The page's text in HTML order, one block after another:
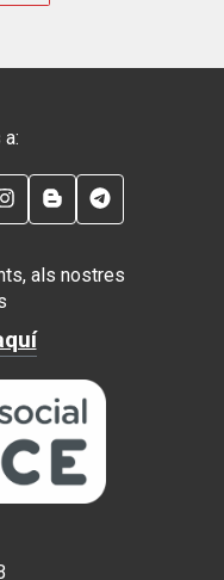
INSTAGRAM
BLOG
als nostres